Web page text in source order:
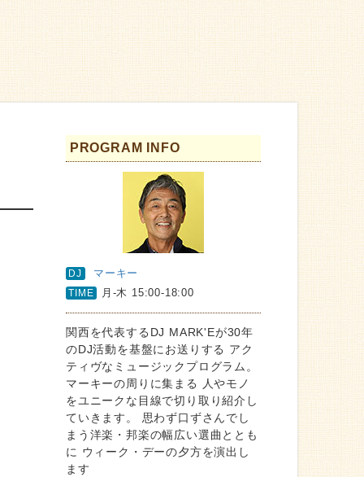
PROGRAM INFO
DJ マーキー
TIME 月-木 15:00-18:00
関西を代表するDJ MARK'Eが30年
のDJ活動を基盤にお送りする アク
ティヴなミュージックプログラム。
マーキーの周りに集まる 人やモノ
をユニークな目線で切り取り紹介し
ていきます。 思わず口ずさんでし
まう洋楽・邦楽の幅広い選曲ととも
に ウィーク・デーの夕方を演出し
ます